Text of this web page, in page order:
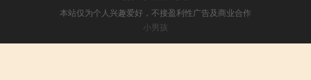
本站仅为个人兴趣爱好，不接盈利性广告及商业合作
小男孩